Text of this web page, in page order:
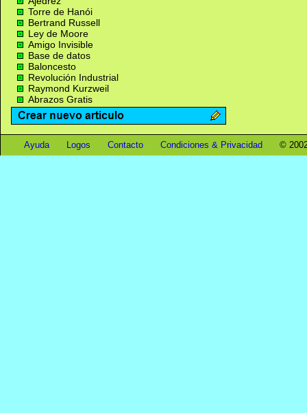
Torre de Hanói
Bertrand Russell
Ley de Moore
Amigo Invisible
Base de datos
Baloncesto
Revolución Industrial
Raymond Kurzweil
Abrazos Gratis
Ayuda Logos Contacto Condiciones & Privacidad ©